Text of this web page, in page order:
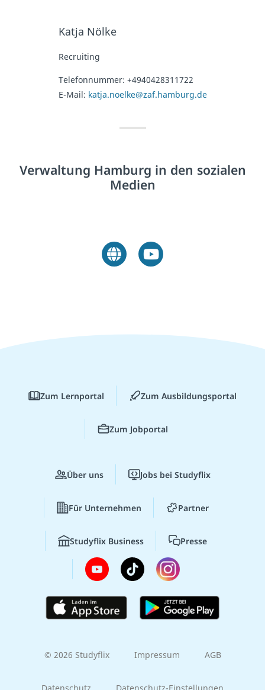
Katja Nölke
Recruiting
Telefonnummer: +4940428311722
E-Mail: katja.noelke@zaf.hamburg.de
Verwaltung Hamburg in den sozialen
Medien
Zum Lernportal Zum Ausbildungsportal
Zum Jobportal
Über uns Jobs bei Studyflix
Für Unternehmen Partner
Studyflix Business Presse
© 2026 Studyflix Impressum AGB
Datenschutz Datenschutz-Einstellungen